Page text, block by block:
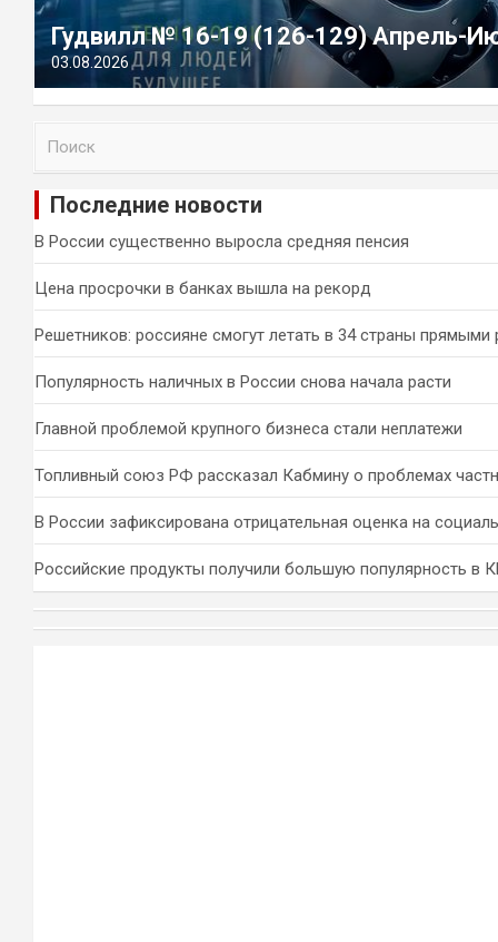
Гудвилл № 16-19 (126-129) Апрель-
03.08.2026
и
Последние новости
В России существенно выросла средняя пенсия
Цена просрочки в банках вышла на рекорд
Решетников: россияне смогут летать в 34 страны прямыми
Популярность наличных в России снова начала расти
Главной проблемой крупного бизнеса стали неплатежи
Топливный союз РФ рассказал Кабмину о проблемах
В России зафиксирована отрицательная оценка на
Российские продукты получили большую популярность в